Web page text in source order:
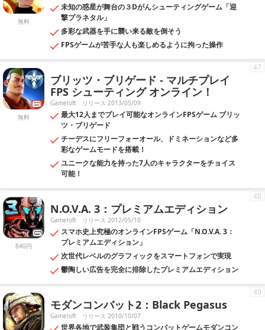
無料
未知の惑星が舞台の３Dがんシューティングゲーム「迎
撃プラネタル」
多彩な武器を手に襲い来る敵を倒そう
FPSゲームが苦手な人も楽しめるように拘った操作
無料
ブリッツ・ブリゲード - マルチプレイ
FPS シューティング オンライン！
Gameloft リリース 2013/05/09
最大12人までプレイ可能なオンラインFPSゲーム ブリッ
ツ・ブリゲード
チーデスにフリーフォーオール、ドミネーションなど多
彩なゲームモードを搭載！
ユニークな能力を持った7人のキャラクターをチョイス
可能！
47
840円
N.O.V.A. 3：プレミアムエディション
Gameloft リリース 2012/05/10
スマホ史上究極のオンラインFPSゲーム「N.O.V.A. 3：
プレミアムエディション」
次世代レベルのグラフィックをスマートフォンで実現
鬱陶しい広告を完全に排除したプレミアムエディション
48
モダンコンバット2：Black Pegasus
Gameloft リリース 2010/10/07
世界各地で武装集団と戦うコンバットゲームモダンコン
49